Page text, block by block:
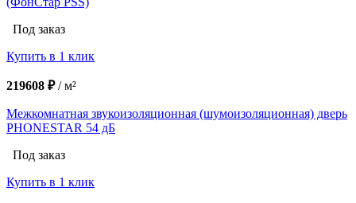
Под заказ
Купить в 1 клик
219608 ₽/м²
Межкомнатная звукоизоляционная (шумоизоляционная) дверь
PHONESTAR 54 дБ
Под заказ
Купить в 1 клик